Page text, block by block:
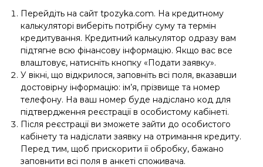
Перейдіть на сайт tpozyka.com. На кредитному
калькуляторі виберіть потрібну суму та термін
кредитування. Кредитний калькулятор одразу вам
підтягне всю фінансову інформацію. Якщо вас все
влаштовує, натисніть кнопку «Подати заявку».
У вікні, що відкрилося, заповніть всі поля, вказавши
достовірну інформацію: ім’я, прізвище та номер
телефону. На ваш номер буде надіслано код для
підтвердження реєстрації в особистому кабінеті.
Після реєстрації ви зможете зайти до особистого
кабінету та надіслати заявку на отримання кредиту.
Перед тим, щоб прискорити її обробку, бажано
заповнити всі поля в анкеті споживача.